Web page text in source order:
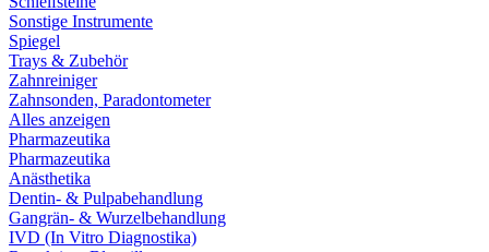
Sonstige Instrumente
Spiegel
Trays & Zubehör
Zahnreiniger
Zahnsonden, Paradontometer
Alles anzeigen
Pharmazeutika
Pharmazeutika
Anästhetika
Dentin- & Pulpabehandlung
Gangrän- & Wurzelbehandlung
IVD (In Vitro Diagnostika)